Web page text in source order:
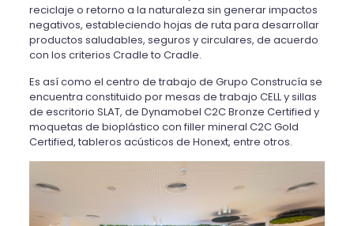
reciclaje o retorno a la naturaleza sin generar impactos
negativos, estableciendo hojas de ruta para desarrollar
productos saludables, seguros y circulares, de acuerdo
con los criterios Cradle to Cradle.
Es así como el centro de trabajo de Grupo Construcía se
encuentra constituido por mesas de trabajo CELL y sillas
de escritorio SLAT, de Dynamobel C2C Bronze Certified y
moquetas de bioplástico con filler mineral C2C Gold
Certified, tableros acústicos de Honext, entre otros.